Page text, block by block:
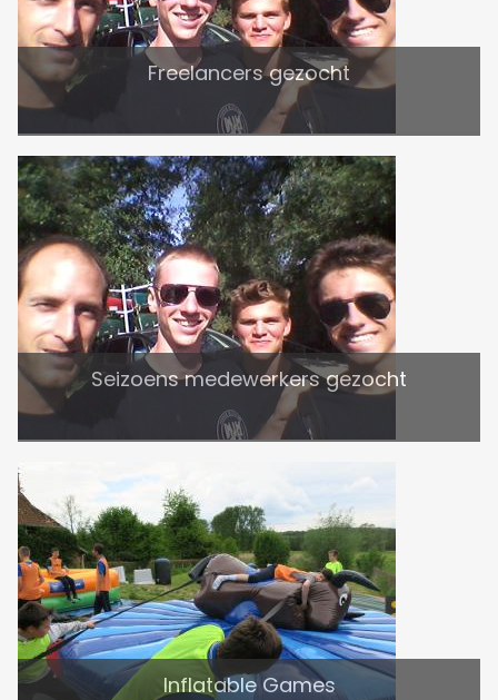
Freelancers gezocht
Seizoens medewerkers gezocht
Inflatable Games